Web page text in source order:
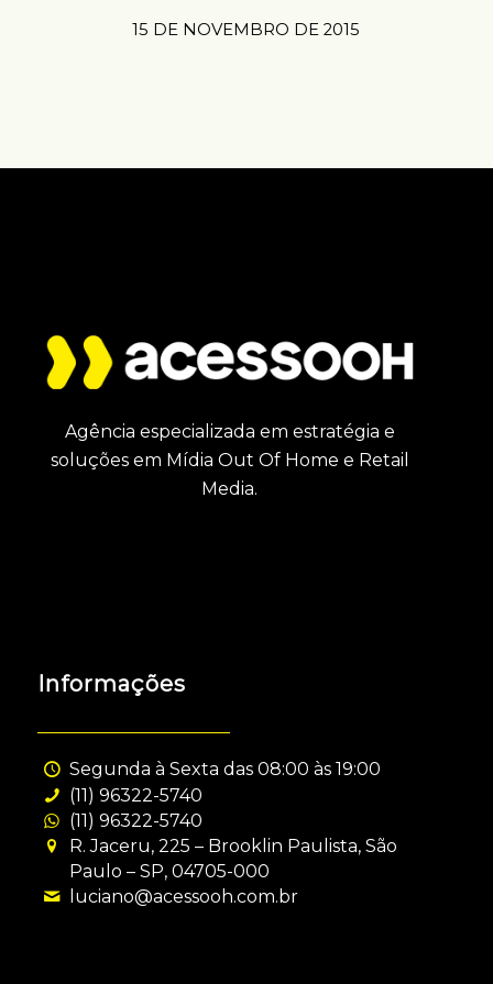
15 DE NOVEMBRO DE 2015
Agência especializada em estratégia e
soluções em Mídia Out Of Home e Retail
Media.
Informações
Segunda à Sexta das 08:00 às 19:00
(11) 96322-5740
(11) 96322-5740
R. Jaceru, 225 – Brooklin Paulista, São
Paulo – SP, 04705-000
luciano@acessooh.com.br